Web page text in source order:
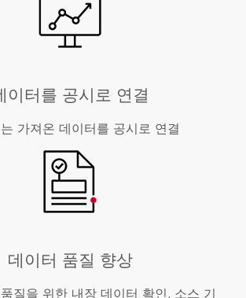
이터를 공시로 연결
가져온 데이터를 공시로 연결
데이터 품질 향상
질을 위한 내장 데이터 확인, 소스 기